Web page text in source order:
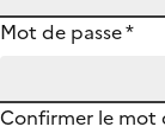
Mot de passe*
Confirmer le mot